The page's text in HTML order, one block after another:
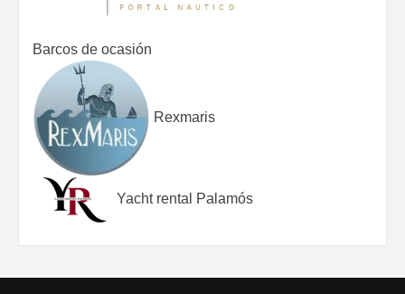
Barcos de ocasión
Rexmaris
Yacht rental Palamós